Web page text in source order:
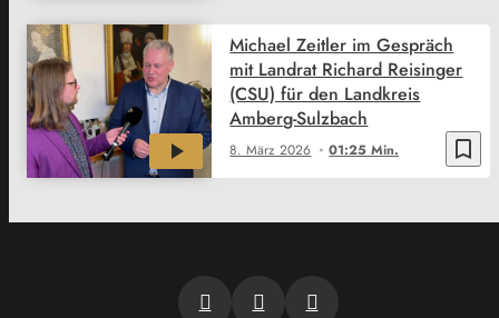
bookmark_border
8. März 2026 01:25 Min.
Michael Zeitler im Gespräch
mit Landrat Richard Reisinger
(CSU) für den Landkreis
Amberg-Sulzbach